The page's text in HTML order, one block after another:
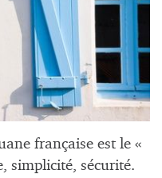
française est le «
simplicité, sécurité.